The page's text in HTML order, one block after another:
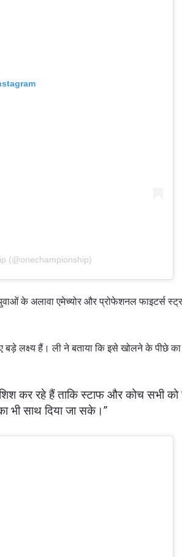
(@onechampionship)
के अलावा एमेच्योर और प्रोफेशनल फाइटर्स
लक्ष्य हैं। ली ने बताया कि इसे खोलने के पीछे का
कर रहे हैं ताकि स्टाफ और कोच सभी को
भी साथ दिया जा सके।”